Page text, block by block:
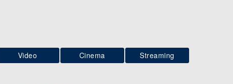
Video Cinema Streaming